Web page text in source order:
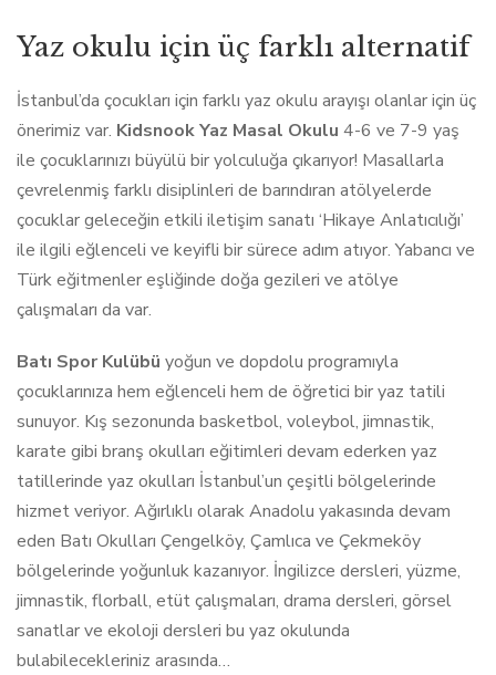
Yaz okulu için üç farklı alternatif
İstanbul’da çocukları için farklı yaz okulu arayışı olanlar için üç
önerimiz var. Kidsnook Yaz Masal Okulu 4-6 ve 7-9 yaş
ile çocuklarınızı büyülü bir yolculuğa çıkarıyor! Masallarla
çevrelenmiş farklı disiplinleri de barındıran atölyelerde
çocuklar geleceğin etkili iletişim sanatı ‘Hikaye Anlatıcılığı’
ile ilgili eğlenceli ve keyifli bir sürece adım atıyor. Yabancı ve
Türk eğitmenler eşliğinde doğa gezileri ve atölye
çalışmaları da var.
Batı Spor Kulübü yoğun ve dopdolu programıyla
çocuklarınıza hem eğlenceli hem de öğretici bir yaz tatili
sunuyor. Kış sezonunda basketbol, voleybol, jimnastik,
karate gibi branş okulları eğitimleri devam ederken yaz
tatillerinde yaz okulları İstanbul’un çeşitli bölgelerinde
hizmet veriyor. Ağırlıklı olarak Anadolu yakasında devam
eden Batı Okulları Çengelköy, Çamlıca ve Çekmeköy
bölgelerinde yoğunluk kazanıyor. İngilizce dersleri, yüzme,
jimnastik, florball, etüt çalışmaları, drama dersleri, görsel
sanatlar ve ekoloji dersleri bu yaz okulunda
bulabilecekleriniz arasında…